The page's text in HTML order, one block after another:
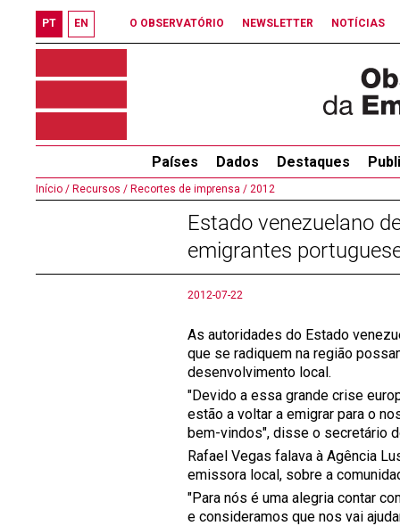
PT EN O OBSERVATÓRIO NEWSLETTER NOTÍCIAS
Países Dados Destaques
Início / Recursos / Recortes de imprensa / 2012
Estado venezuelano
emigrantes
2012-07-22
As autoridades do Estado
que se radiquem na região
desenvolvimento local.
"Devido a essa grande crise
estão a voltar a emigrar para o
bem-vindos", disse o secretário
Rafael Vegas falava à Agência
emissora local, sobre a
"Para nós é uma alegria contar
e consideramos que nos vai